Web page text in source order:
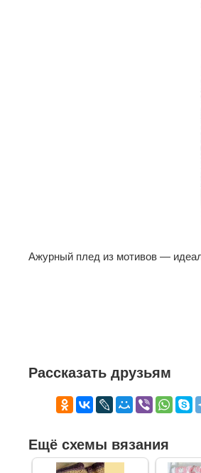
Ажурный плед из мотивов —
Рассказать друзьям
Ещё схемы вязания